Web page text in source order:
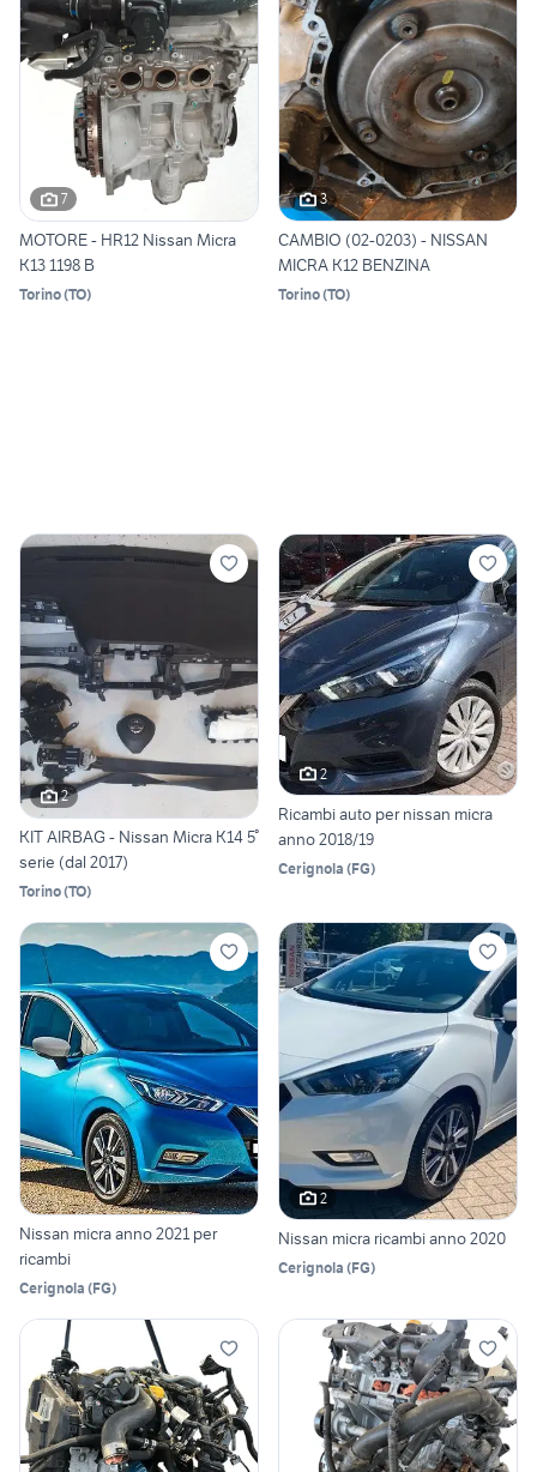
7
MOTORE - HR12 Nissan Micra
K13 1198 B
Torino(TO)
3
CAMBIO (02-0203) - NISSAN
MICRA K12 BENZINA
Torino(TO)
2
KIT AIRBAG - Nissan Micra K14 5°
serie (dal 2017)
Torino(TO)
2
Ricambi auto per nissan micra
anno 2018/19
Cerignola (FG)
Nissan micra anno 2021 per
ricambi
Cerignola (FG)
2
Nissan micra ricambi anno 2020
Cerignola (FG)